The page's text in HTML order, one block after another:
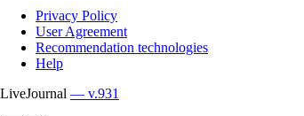
Privacy Policy
User Agreement
Recommendation technologies
Help
LiveJournal — v.931